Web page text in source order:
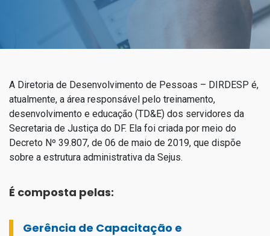
A Diretoria de Desenvolvimento de Pessoas – DIRDESP é,
atualmente, a área responsável pelo treinamento,
desenvolvimento e educação (TD&E) dos servidores da
Secretaria de Justiça do DF. Ela foi criada por meio do
Decreto Nº 39.807, de 06 de maio de 2019, que dispõe
sobre a estrutura administrativa da Sejus.
É composta pelas:
Gerência de Capacitação e